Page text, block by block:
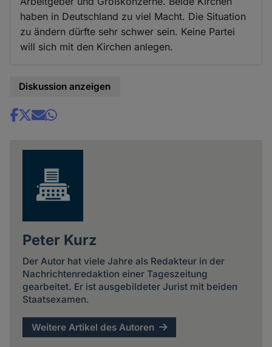
haben in Deutschland zu viel Macht. Die Situation
zu ändern dürfte sehr schwer sein. Keine Partei
will sich mit den Kirchen anlegen.
Diskussion anzeigen
Share
Peter Kurz
Der Autor hat viele Jahre als Redakteur in der
Nachrichtenredaktion einer Tageszeitung
gearbeitet. Er ist ausgebildeter Jurist mit beiden
Staatsexamen.
Weitere Artikel des Autoren